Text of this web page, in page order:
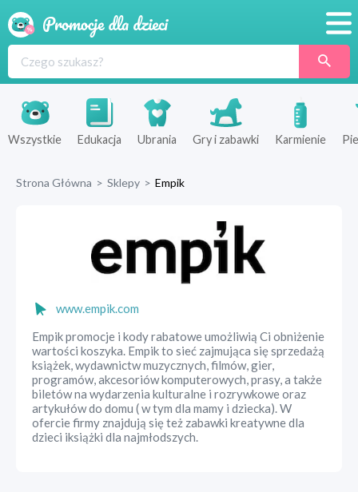
Produkty
Sklepy
Wszystkie Edukacja Ubrania Gry i zabawki Karmienie
Strona Główna > Sklepy > Empik
www.empik.com
Empik promocje i kody rabatowe umożliwią Ci obniżenie
wartości koszyka. Empik to sieć zajmująca się sprzedażą
książek, wydawnictw muzycznych, filmów, gier,
programów, akcesoriów komputerowych, prasy, a także
biletów na wydarzenia kulturalne i rozrywkowe oraz
artykułów do domu ( w tym dla mamy i dziecka). W
ofercie firmy znajdują się też zabawki kreatywne dla
dzieci iksiążki dla najmłodszych.